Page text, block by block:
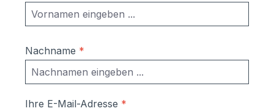
Nachname *
Ihre E-Mail-Adresse *